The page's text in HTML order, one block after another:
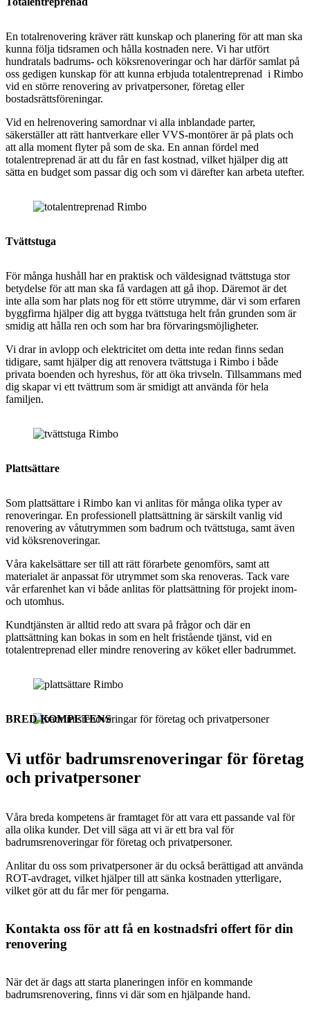
En totalrenovering kräver rätt kunskap och planering för att man ska
kunna följa tidsramen och hålla kostnaden nere. Vi har utfört
hundratals badrums- och köksrenoveringar och har därför samlat på
oss gedigen kunskap för att kunna erbjuda totalentreprenad i Rimbo
vid en större renovering av privatpersoner, företag eller
bostadsrättsföreningar.
Vid en helrenovering samordnar vi alla inblandade parter,
säkerställer att rätt hantverkare eller VVS-montörer är på plats och
att alla moment flyter på som de ska. En annan fördel med
totalentreprenad är att du får en fast kostnad, vilket hjälper dig att
sätta en budget som passar dig och som vi därefter kan arbeta utefter.
Tvättstuga
För många hushåll har en praktisk och väldesignad tvättstuga stor
betydelse för att man ska få vardagen att gå ihop. Däremot är det
inte alla som har plats nog för ett större utrymme, där vi som erfaren
byggfirma hjälper dig att bygga tvättstuga helt från grunden som är
smidig att hålla ren och som har bra förvaringsmöjligheter.
Vi drar in avlopp och elektricitet om detta inte redan finns sedan
tidigare, samt hjälper dig att renovera tvättstuga i Rimbo i både
privata boenden och hyreshus, för att öka trivseln. Tillsammans med
dig skapar vi ett tvättrum som är smidigt att använda för hela
familjen.
Plattsättare
Som plattsättare i Rimbo kan vi anlitas för många olika typer av
renoveringar. En professionell plattsättning är särskilt vanlig vid
renovering av våtutrymmen som badrum och tvättstuga, samt även
vid köksrenoveringar.
Våra kakelsättare ser till att rätt förarbete genomförs, samt att
materialet är anpassat för utrymmet som ska renoveras. Tack vare
vår erfarenhet kan vi både anlitas för plattsättning för projekt inom-
och utomhus.
Kundtjänsten är alltid redo att svara på frågor och där en
plattsättning kan bokas in som en helt fristående tjänst, vid en
totalentreprenad eller mindre renovering av köket eller badrummet.
Vi utför badrumsrenoveringar för företag
och privatpersoner
Våra breda kompetens är framtaget för att vara ett passande val för
alla olika kunder. Det vill säga att vi är ett bra val för
badrumsrenoveringar för företag och privatpersoner.
Anlitar du oss som privatpersoner är du också berättigad att använda
ROT-avdraget, vilket hjälper till att sänka kostnaden ytterligare,
vilket gör att du får mer för pengarna.
Kontakta oss för att få en kostnadsfri offert för din
renovering
När det är dags att starta planeringen inför en kommande
badrumsrenovering, finns vi där som en hjälpande hand.
BRED KOMPETENS